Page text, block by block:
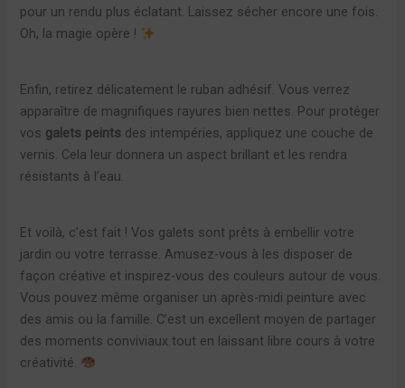
pour un rendu plus éclatant. Laissez sécher encore une fois.
Oh, la magie opère !
Enfin, retirez délicatement le ruban adhésif. Vous verrez
apparaître de magnifiques rayures bien nettes. Pour protéger
vos galets peints des intempéries, appliquez une couche de
vernis. Cela leur donnera un aspect brillant et les rendra
résistants à l’eau.
Et voilà, c’est fait ! Vos galets sont prêts à embellir votre
jardin ou votre terrasse. Amusez-vous à les disposer de
façon créative et inspirez-vous des couleurs autour de vous.
Vous pouvez même organiser un après-midi peinture avec
des amis ou la famille. C’est un excellent moyen de partager
des moments conviviaux tout en laissant libre cours à votre
créativité.